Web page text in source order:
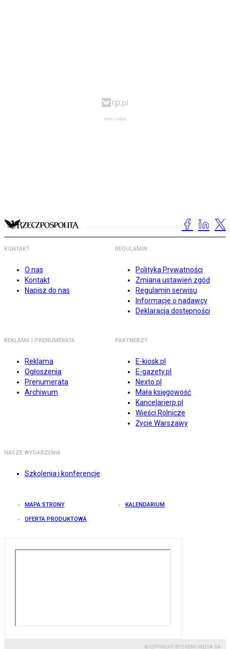
KONTAKT
O nas
Kontakt
Napisz do nas
REGULAMIN
Polityka Prywatności
Zmiana ustawień zgód
Regulamin serwisu
Informacje o nadawcy
Deklaracja dostępności
REKLAMA I PRENUMERATA
Reklama
Ogłoszenia
Prenumerata
Archiwum
PARTNERZY
E-kiosk.pl
E-gazety.pl
Nexto.pl
Mała księgowość
Kancelarierp.pl
Wieści Rolnicze
Życie Warszawy
NASZE WYDARZENIA
Szkolenia i konferencje
MAPA STRONY KALENDARIUM
OFERTA PRODUKTOWA
© COPYRIGHT BY GREMI MEDIA SA